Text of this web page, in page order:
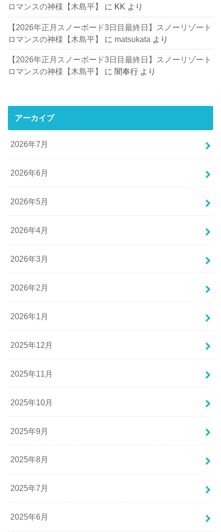
ロマンスの神様【木島平】
に KK より
【2026年正月スノーボード3日目最終日】スノーリゾート
ロマンスの神様【木島平】
に matsukata より
【2026年正月スノーボード3日目最終日】スノーリゾート
ロマンスの神様【木島平】
に闇奉行 より
アーカイブ
2026年7月
2026年6月
2026年5月
2026年4月
2026年3月
2026年2月
2026年1月
2025年12月
2025年11月
2025年10月
2025年9月
2025年8月
2025年7月
2025年6月